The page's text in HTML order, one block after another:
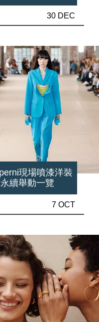
30 DEC
現場噴漆洋裝
續舉動一覽
7 OCT